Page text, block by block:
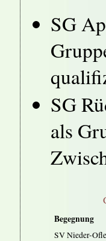
SG
SG
als
Begegnung
SV Nieder-